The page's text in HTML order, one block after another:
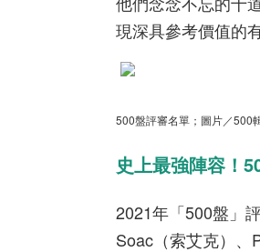
現深具參考價值的
500盤評審名單；圖片／500
史上最強陣容！
2021年「500盤」
Soac（索艾克）、